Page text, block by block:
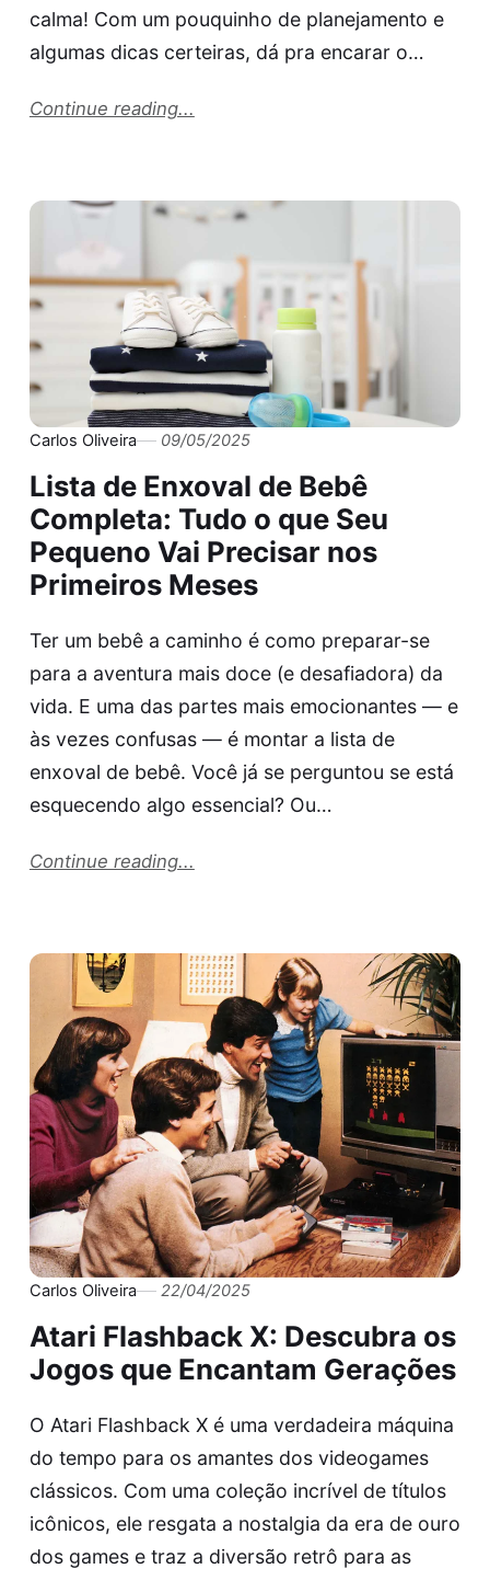
calma! Com um pouquinho de planejamento e
algumas dicas certeiras, dá pra encarar o…
Continue reading...
Carlos Oliveira 09/05/2025
Lista de Enxoval de Bebê
Completa: Tudo o que Seu
Pequeno Vai Precisar nos
Primeiros Meses
Ter um bebê a caminho é como preparar-se
para a aventura mais doce (e desafiadora) da
vida. E uma das partes mais emocionantes — e
às vezes confusas — é montar a lista de
enxoval de bebê. Você já se perguntou se está
esquecendo algo essencial? Ou…
Continue reading...
Carlos Oliveira 22/04/2025
Atari Flashback X: Descubra os
Jogos que Encantam Gerações
O Atari Flashback X é uma verdadeira máquina
do tempo para os amantes dos videogames
clássicos. Com uma coleção incrível de títulos
icônicos, ele resgata a nostalgia da era de ouro
dos games e traz a diversão retrô para as